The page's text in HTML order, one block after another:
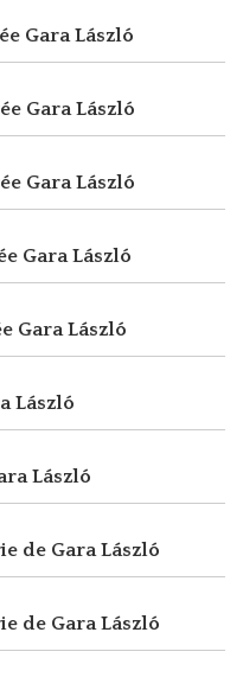
Gara László
Gara László
Gara László
Gara László
Gara László
László
László
de Gara László
de Gara László